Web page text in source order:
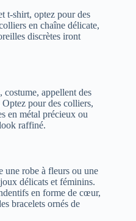
t-shirt, optez pour des
en chaîne délicate,
discrètes iront
costume, appellent des
pour des colliers,
en métal précieux ou
raffiné.
une robe à fleurs ou une
délicats et féminins.
en forme de cœur,
bracelets ornés de